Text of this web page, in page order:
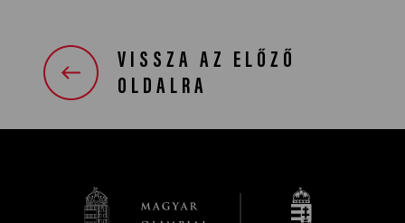
VISSZA AZ ELŐZŐ
OLDALRA